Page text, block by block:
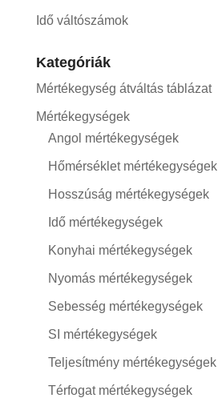
Idő váltószámok
Kategóriák
Mértékegység átváltás táblázat
Mértékegységek
Angol mértékegységek
Hőmérséklet mértékegységek
Hosszúság mértékegységek
Idő mértékegységek
Konyhai mértékegységek
Nyomás mértékegységek
Sebesség mértékegységek
SI mértékegységek
Teljesítmény mértékegységek
Térfogat mértékegységek